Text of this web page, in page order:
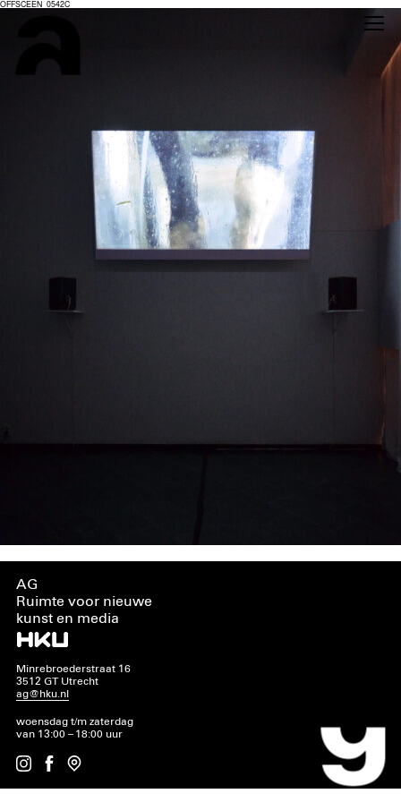
OFFSCEEN_0542C
AG
Ruimte voor nieuwe
kunst en media
Minrebroederstraat 16
3512 GT Utrecht
ag@hku.nl
woensdag t/m zaterdag
van 13:00 – 18:00 uur